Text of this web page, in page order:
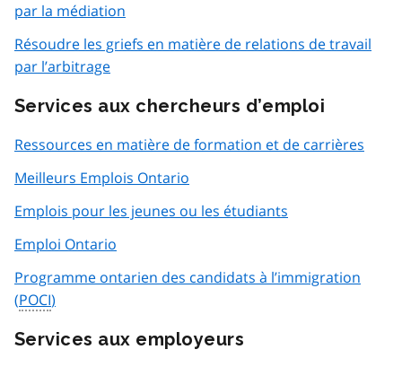
par la médiation
Résoudre les griefs en matière de relations de travail
par l’arbitrage
Services aux chercheurs d’emploi
Ressources en matière de formation et de carrières
Meilleurs Emplois Ontario
Emplois pour les jeunes ou les étudiants
Emploi Ontario
Programme ontarien des candidats à l’immigration
(POCI)
Services aux employeurs